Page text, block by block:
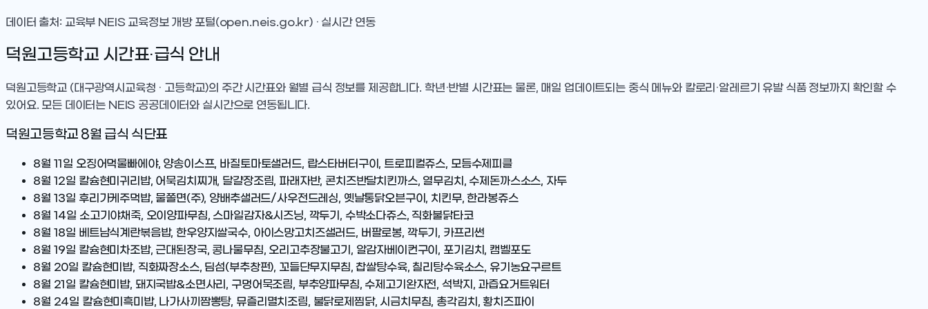
데이터 출처: 교육부 NEIS 교육정보 개방 포털(open.neis.go.kr) · 실시간 연동
덕원고등학교 시간표·급식 안내
덕원고등학교 (대구광역시교육청 · 고등학교)의 주간 시간표와 월별 급식 정보를 제공합니다. 학년·반별 시간표는 물론, 매일 업데이트되는 중식 메뉴와 칼로리·알레르기 유발 식품 정보까지 확인할 수
있어요. 모든 데이터는 NEIS 공공데이터와 실시간으로 연동됩니다.
덕원고등학교 8월 급식 식단표
8월 11일 오징어먹물빠에야, 양송이스프, 바질토마토샐러드, 랍스타버터구이, 트로피컬쥬스, 모듬수제피클
8월 12일 칼슘현미귀리밥, 어묵김치찌개, 달걀장조림, 파래자반, 콘치즈반달치킨까스, 열무김치, 수제돈까스소스, 자두
8월 13일 후리가케주먹밥, 물쫄면(주), 양배추샐러드/사우전드레싱, 옛날통닭오븐구이, 치킨무, 한라봉쥬스
8월 14일 소고기야채죽, 오이양파무침, 스마일감자&시즈닝, 깍두기, 수박소다쥬스, 직화불닭타코
8월 18일 베트남식계란볶음밥, 한우양지쌀국수, 아이스망고치즈샐러드, 버팔로봉, 깍두기, 카프리썬
8월 19일 칼슘현미차조밥, 근대된장국, 콩나물무침, 오리고추장불고기, 알감자베이컨구이, 포기김치, 캠벨포도
8월 20일 칼슘현미밥, 직화짜장소스, 딤섬(부추창펀), 꼬들단무지무침, 찹쌀탕수육, 칠리탕수육소스, 유기농요구르트
8월 21일 칼슘현미밥, 돼지국밥&소면사리, 구멍어묵조림, 부추양파무침, 수제고기완자전, 석박지, 과즙요거트워터
8월 24일 칼슘현미흑미밥, 나가사끼짬뽕탕, 뮤즐리멸치조림, 불닭로제찜닭, 시금치무침, 총각김치, 황치즈파이